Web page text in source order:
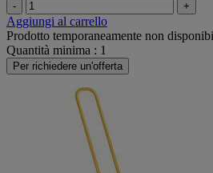
- +
Aggiungi al carrello
Prodotto temporaneamente non
Quantità minima : 1
Per richiedere un'offerta